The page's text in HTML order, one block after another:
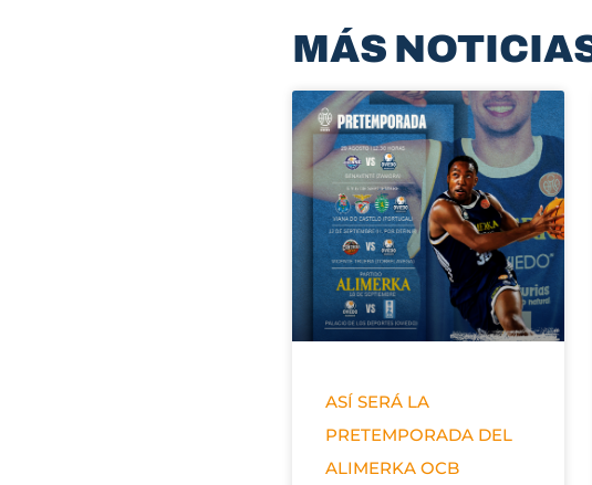
MÁS
ASÍ SERÁ LA
PRETEMPORADA DEL
ALIMERKA OCB